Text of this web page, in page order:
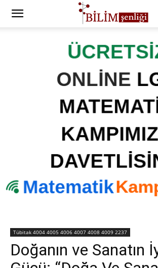
Tübitak 4004 4005 4006 4007 4008 4009 2237
Doğanın ve Sanatın